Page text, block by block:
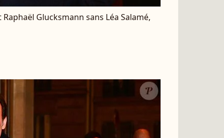
Glucksmann sans Léa Salamé,